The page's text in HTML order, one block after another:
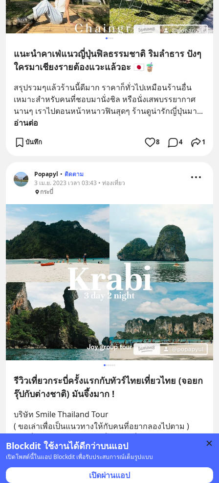
Blockdit ใช้งานได้ดีกว่าบนแอป
เปิดโพสต์นี้ในแอป Blockdit เพื่อรับประสบการณ์เต็มรูปแบบ
เปิดผ่านแอป
แนะนำคาเฟ่แนวญี่ปุ่นฟิลธรรมชาติ ริมลำธาร ปังๆ
ใครมาเชียงรายต้องแวะแล้วอะ 🇯🇵🧋
สรุปรวมๆแล้วร้านนี้ดีมาก ราคาก็ทั่วไปเหมือนร้านอื่น
เหมาะสำหรับคนที่ชอบมานั่งชิล หรือนั่งเสพบรรยากาศ
นานๆ เราไปตอนหน้าหนาวฟินสุดๆ ร้านดูน่ารักญี่ปุ่นมา
อ่านต่อ
บันทึก 8 4 1
Popapyl • ติดตาม
3 เม.ย. 2023 เวลา 03:43 • ท่องเที่ยว
กระบี่
รีวิวเที่ยวกระบี่ครั้งแรกกับทัวร์ไทยเที่ยวไทย (จอยก
รุ๊ปกับต่างชาติ) มันจึ้งมาก !
บริษัท Smile Thailand Tour
( ขอเล่าเพื่อเป็นแนวทางให้กับคนที่อยากลองไปตาม )
อ่านต่อ
6 บันทึก 12 2 16